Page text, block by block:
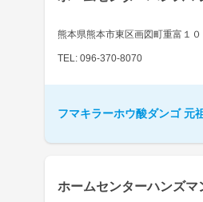
熊本県熊本市東区画図町重富１０
TEL: 096-370-8070
フマキラーホウ酸ダンゴ 元
ホームセンターハンズマ